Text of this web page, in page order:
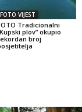
FOTO VIJEST
Tradicionalni
plov” okupio
broj